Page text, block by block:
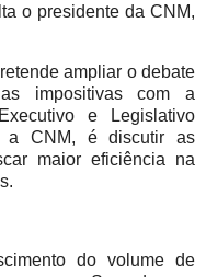
o presidente da CNM,
ampliar o debate
impositivas com a
e Legislativo
a CNM, é discutir as
maior eficiência na
do volume de